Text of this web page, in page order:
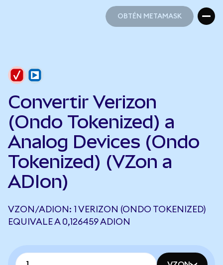
OBTÉN METAMASK
Convertir Verizon
(Ondo Tokenized) a
Analog Devices (Ondo
Tokenized) (VZon a
ADIon)
VZON/ADION: 1 VERIZON (ONDO TOKENIZED)
EQUIVALE A 0,126459 ADION